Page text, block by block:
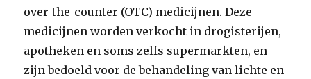
over-the-counter (OTC) medicijnen. Deze
medicijnen worden verkocht in drogisterijen,
apotheken en soms zelfs supermarkten, en
zijn bedoeld voor de behandeling van lichte en